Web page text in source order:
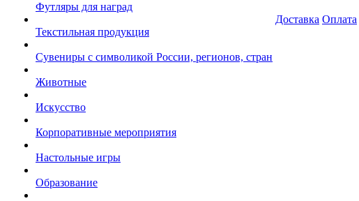
Футляры для наград
Текстильная продукция
Сувениры с символикой России, регионов, стран
Животные
Искусство
Корпоративные мероприятия
Настольные игры
Образование
Доставка Оплата